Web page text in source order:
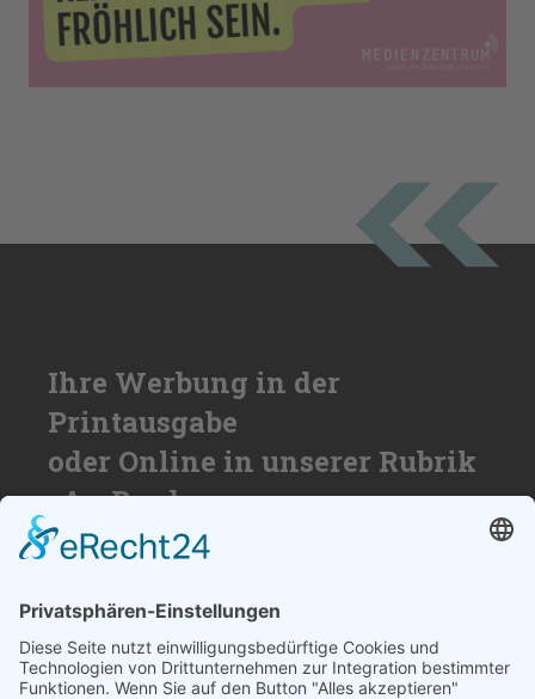
Ihre Werbung in der
Printausgabe
oder Online in unserer Rubrik
»An Bord«
Nutzen Sie die Reichweite von über
50.000 Haushalten für Ihren Erfolg. Wir
beraten Sie gerne und erstellen ihnen ein
individuelles Angebot.